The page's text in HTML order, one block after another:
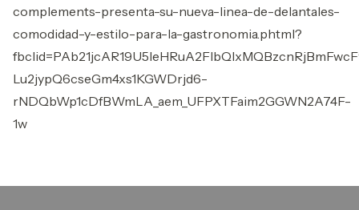
complements-presenta-su-nueva-linea-de-delantales-
comodidad-y-estilo-para-la-gastronomia.phtml?
Lu2jypQ6cseGm4xs1KGWDrjd6-
rNDQbWp1cDfBWmLA_aem_UFPXTFaim2GGWN2A74F-
1w